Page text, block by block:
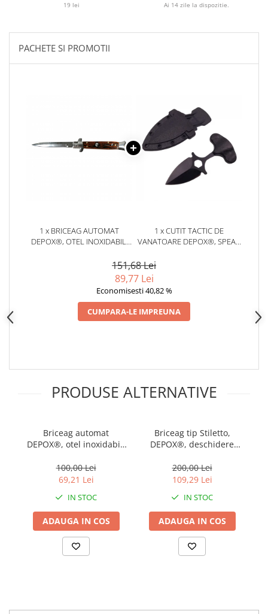
19 lei Ai 14 zile la dispozitie.
PACHETE SI PROMOTII
1 x BRICEAG AUTOMAT
DEPOX®, OTEL INOXIDABIL,
1 x CUTIT TACTIC DE
VANATOARE DEPOX®, SPEAR
CU PRINDERE CUREA
151,68 Lei
89,77 Lei
Economisesti 40,82 %
CUMPARA-LE IMPREUNA
PRODUSE ALTERNATIVE
Briceag automat
DEPOX®, otel inoxidabil,
100,00 Lei
69,21 Lei
IN STOC
ADAUGA IN COS
Briceag tip Stiletto,
DEPOX®, deschidere
lama metalica, maro,
lemn
200,00 Lei
109,29 Lei
IN STOC
ADAUGA IN COS